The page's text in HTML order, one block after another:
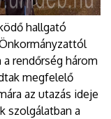
hallgató
rendőrség három
megfelelő
az utazás ideje
szolgálatban a